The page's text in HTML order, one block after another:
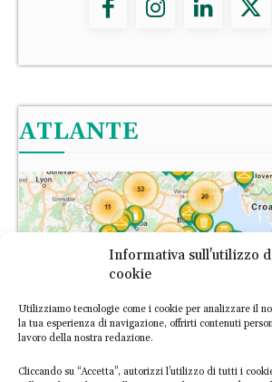
Informativa sull'utilizzo
cookie
Utilizziamo tecnologie come i cookie per analizzare il
la tua esperienza di navigazione, offrirti contenuti
lavoro della nostra redazione.
Cliccando su “Accetta”, autorizzi l’utilizzo di tutti i
ATLANTE